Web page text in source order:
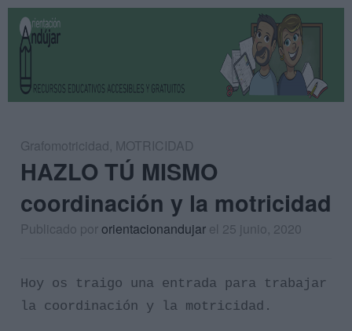
Grafomotricidad, MOTRICIDAD
HAZLO TÚ MISMO
coordinación y la motricidad
Publicado pororientacionandujar el 25 junio, 2020
Hoy os traigo una entrada para trabajar
la coordinación y la motricidad.